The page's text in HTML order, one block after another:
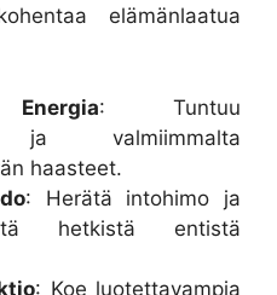
elämänlaatua
: Tuntuu
ja valmiimmalta
haasteet.
: Herätä intohimo ja
hetkistä entistä
: Koe luotettavampia